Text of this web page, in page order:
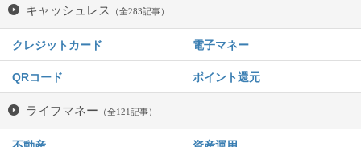
キャッシュレス （全283記事）
クレジットカード 電子マネー
QRコード ポイント還元
ライフマネー （全121記事）